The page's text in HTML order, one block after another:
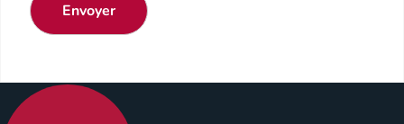
Envoyer